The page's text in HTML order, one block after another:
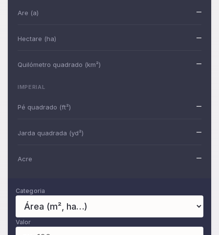
Are (a) –
Hectare (ha) –
Quilómetro quadrado (km²) –
IMPERIAL
Pé quadrado (ft²) –
Jarda quadrada (yd²) –
Acre –
Categoria
Valor